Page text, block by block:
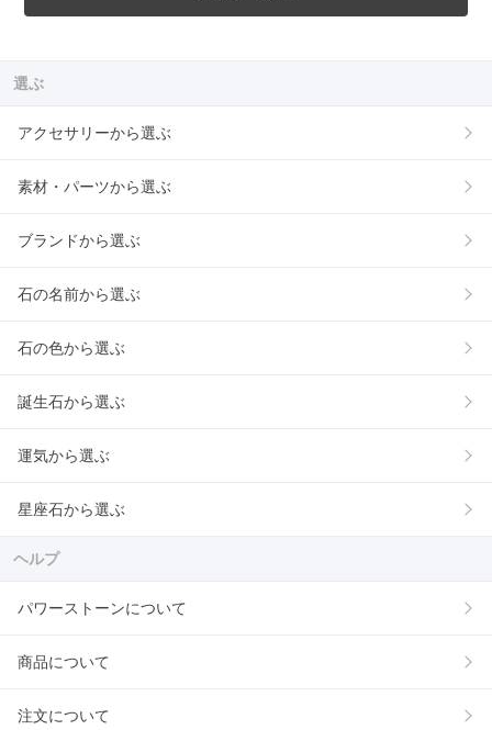
選ぶ
アクセサリーから選ぶ
素材・パーツから選ぶ
ブランドから選ぶ
石の名前から選ぶ
石の色から選ぶ
誕生石から選ぶ
運気から選ぶ
星座石から選ぶ
ヘルプ
パワーストーンについて
商品について
注文について